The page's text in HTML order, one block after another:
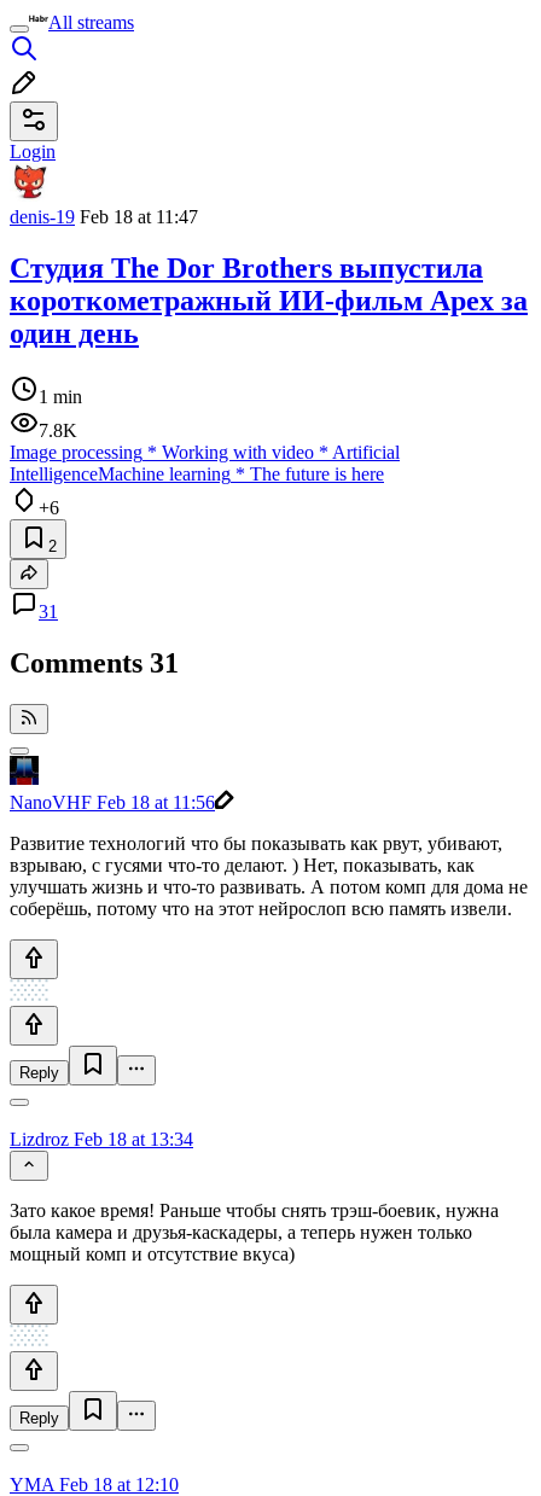
All streams
Login
denis-19 Feb 18 at 11:47
Студия The Dor Brothers выпустила
короткометражный ИИ-фильм Apex за
один день
1 min
7.8K
Image processing * Working with video * Artificial
IntelligenceMachine learning * The future is here
+6
2
31
Comments 31
NanoVHF Feb 18 at 11:56
Развитие технологий что бы показывать как рвут, убивают,
взрываю, с гусями что-то делают. ) Нет, показывать, как
улучшать жизнь и что-то развивать. А потом комп для дома не
соберёшь, потому что на этот нейрослоп всю память извели.
Reply
Lizdroz Feb 18 at 13:34
Зато какое время! Раньше чтобы снять трэш-боевик, нужна
была камера и друзья-каскадеры, а теперь нужен только
мощный комп и отсутствие вкуса)
Reply
YMA Feb 18 at 12:10